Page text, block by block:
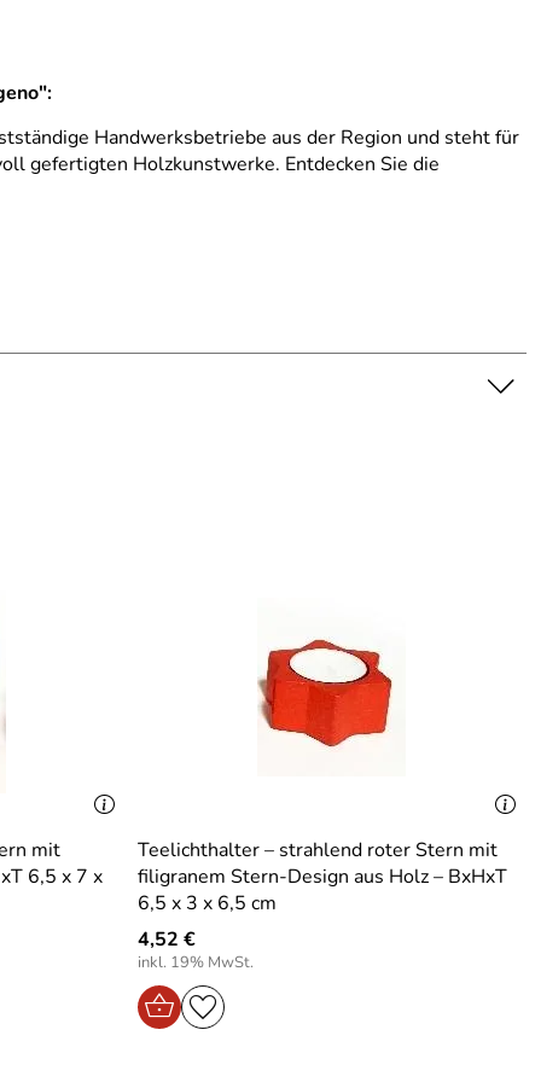
Handwerksbetriebe aus der Region und steht für
gefertigten Holzkunstwerke. Entdecken Sie die
mit
6,5 x 7 x
Teelichthalter – strahlend roter Stern mit
filigranem Stern-Design aus Holz – BxHxT
6,5 x 3 x 6,5 cm
4,52 €
inkl. 19% MwSt.